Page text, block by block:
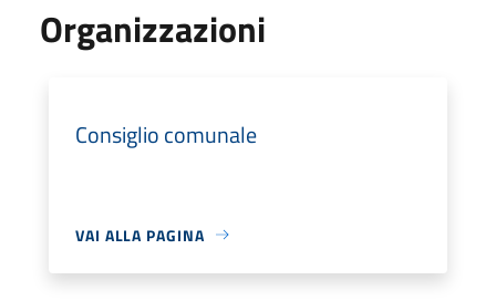
Organizzazioni
Consiglio comunale
VAI ALLA PAGINA